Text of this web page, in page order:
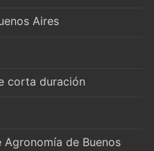
Aires
corta duración
de Buenos